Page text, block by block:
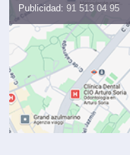
Publicidad: 91 513 04 95